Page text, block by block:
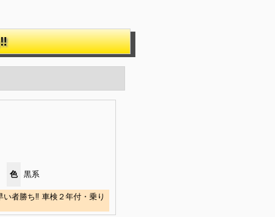
色 黒系
勝ち‼ 車検２年付・乗り